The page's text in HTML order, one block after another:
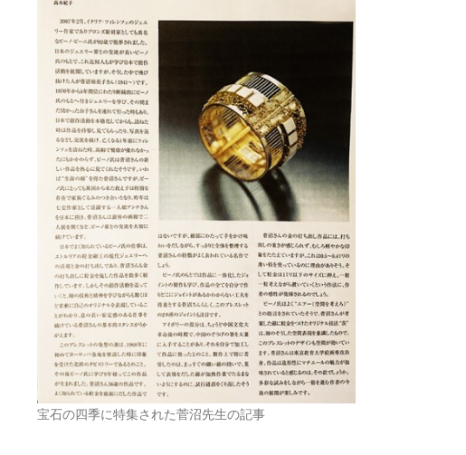
宝石の四季に特集された菅沼先生の記事